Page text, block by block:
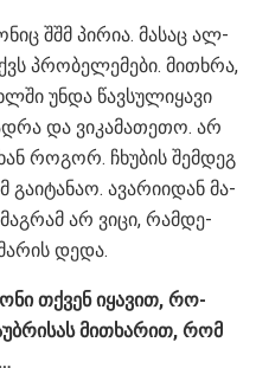
შშმ პი­რია. მა­საც ალ­
პრო­ბე­ლე­მე­ბი. მი­თხრა,
უნდა წავ­სუ­ლი­ყა­ვი
და ვი­კა­მა­თე­თო. არ
რო­გორ. ჩხუ­ბის შემ­დეგ
გა­ი­ტა­ნაო. ავა­რი­ი­დან მა­
არ ვიცი, რამ­დე­
დედა.
თქვენ იყა­ვით, რო­
მი­თხა­რით, რომ